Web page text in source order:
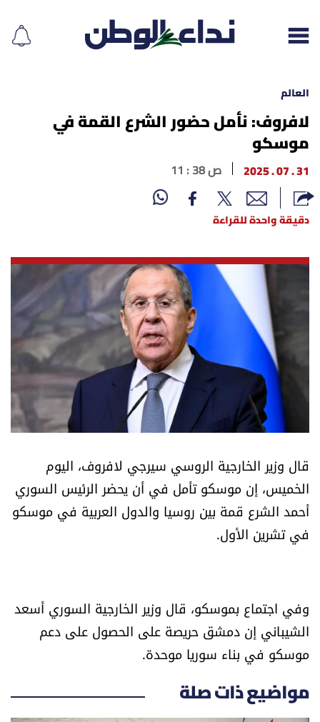
إقرأ الجريدة
لبنان
الغلاف
نداء اليوم
محليات
أسرار
متفرقات
نداء القرّاء
كتّابنا
تحت المجهر
اقتصاد
العالم
الصحافة الإسرائيلية
العالم
لافروف: نأمل حضور الشرع القمة في
موسكو
31 . 07 . 2025 11 : 38 ص
دقيقة واحدة للقراءة
قال وزير الخارجية الروسي سيرجي لافروف، اليوم
الخميس، إن موسكو تأمل في أن يحضر الرئيس السوري
أحمد الشرع قمة بين روسيا والدول العربية في موسكو
في تشرين الأول.
وفي اجتماع بموسكو، قال وزير الخارجية السوري أسعد
الشيباني إن دمشق حريصة على الحصول على دعم
موسكو في بناء سوريا موحدة.
مواضيع ذات صلة